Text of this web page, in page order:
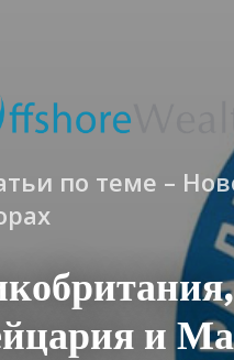
по теме –
и